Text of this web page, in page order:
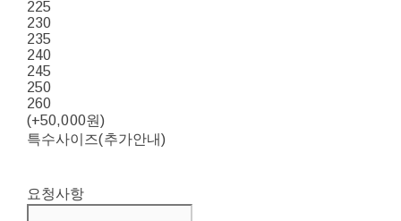
225
230
235
240
245
250
260
(+50,000원)
특수사이즈(추가안내)
요청사항